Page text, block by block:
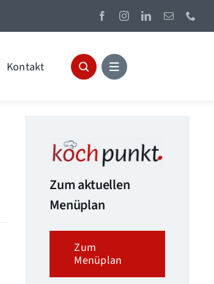
Kontakt
Zum aktuellen
Menüplan
Zum
Menüplan